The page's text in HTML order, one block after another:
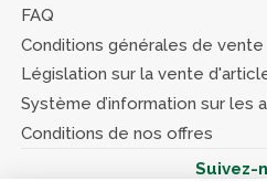
FAQ
Conditions générales de vente
Législation sur la vente
Système d’information sur les
Conditions de nos offres
Suivez-